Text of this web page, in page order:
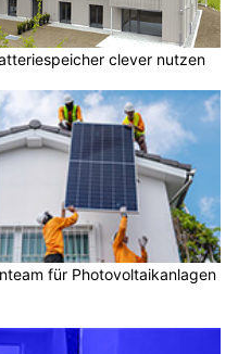
clever nutzen
für Photovoltaikanlagen